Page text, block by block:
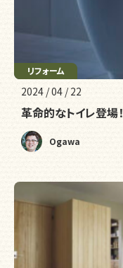
リフォーム
2024 / 04 / 22
革命的なトイレ登場！
Ogawa